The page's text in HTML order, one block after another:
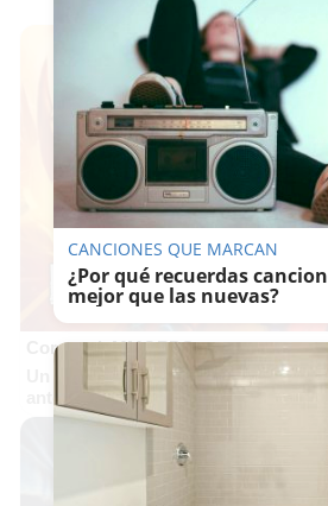
Corepunk MMORPG
Un verdadero MMORPG de la vieja
antes, pero mejor!
CANCIONES QUE MARCAN
¿Por qué recuerdas
mejor que las nuevas?